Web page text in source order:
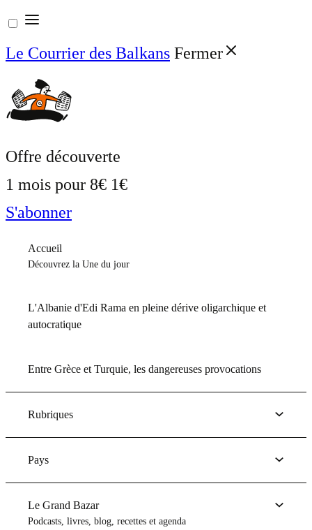
Aller
au
contenu
Le Courrier des Balkans Fermer
Offre découverte
1 mois pour 8€ 1€
S'abonner
Accueil
Découvrez la Une du jour
L'Albanie d'Edi Rama en pleine dérive oligarchique et
autocratique
Entre Grèce et Turquie, les dangereuses provocations
Rubriques
Pays
Le Grand Bazar
Podcasts, livres, blog, recettes et agenda